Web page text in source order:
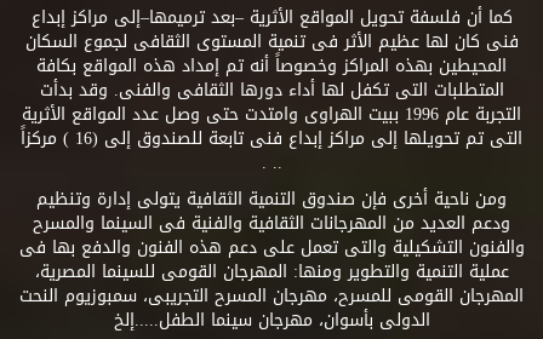
كما أن فلسفة تحويل المواقع الأثرية –بعد ترميمها–إلى مراكز إبداع
فنى كان لها عظيم الأثر فى تنمية المستوى الثقافى لجموع السكان
المحيطين بهذه المراكز وخصوصاً أنه تم إمداد هذه المواقع بكافة
المتطلبات التى تكفل لها أداء دورها الثقافى والفنى. وقد بدأت
التجربة عام 1996 ببيت الهراوى وامتدت حتى وصل عدد المواقع الأثرية
التى تم تحويلها إلى مراكز إبداع فنى تابعة للصندوق إلى (16 ) مركزاً
.. .
ومن ناحية أخرى فإن صندوق التنمية الثقافية يتولى إدارة وتنظيم
ودعم العديد من المهرجانات الثقافية والفنية فى السينما والمسرح
والفنون التشكيلية والتى تعمل على دعم هذه الفنون والدفع بها فى
عملية التنمية والتطوير ومنها: المهرجان القومى للسينما المصرية،
المهرجان القومى للمسرح، مهرجان المسرح التجريبى، سمبوزيوم النحت
الدولى بأسوان، مهرجان سينما الطفل.....إلخ